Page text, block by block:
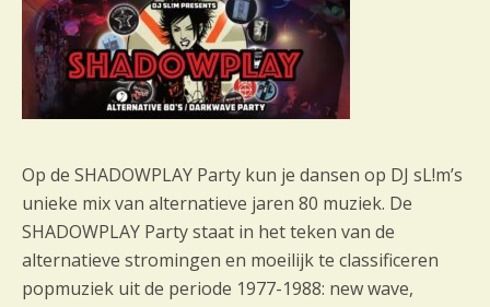
Op de SHADOWPLAY Party kun je dansen op DJ sL!m’s
unieke mix van alternatieve jaren 80 muziek. De
SHADOWPLAY Party staat in het teken van de
alternatieve stromingen en moeilijk te classificeren
popmuziek uit de periode 1977-1988: new wave,